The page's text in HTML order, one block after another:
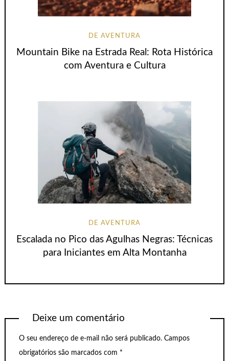
DE AVENTURA
Mountain Bike na Estrada Real: Rota Histórica
com Aventura e Cultura
DE AVENTURA
Escalada no Pico das Agulhas Negras: Técnicas
para Iniciantes em Alta Montanha
Deixe um comentário
O seu endereço de e-mail não será publicado. Campos
obrigatórios são marcados com *